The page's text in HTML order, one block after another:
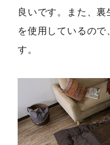
良いです。また、
を使用しているの
す。